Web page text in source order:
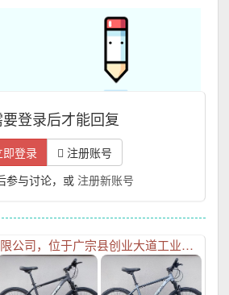
要登录后才能回复
即登录
注册账号
参与讨论，或 注册新账号
车 成人自行车 山地自行车 赠品车等，可定做各种异形自行车，联系电话18202599421，微信:pink92099，期待与您合作,